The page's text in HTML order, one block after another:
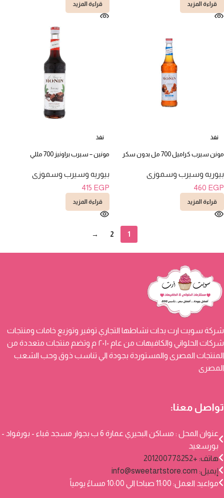
قراءة المزيد قراءة المزيد
نفذ
مونن سيرب كراميل 700 مل بدون سكر
بيوريه وسيرب وسموزى
460 EGP
قراءة المزيد
نفذ
مونين – سيرب براونيز 700 مللي
بيوريه وسيرب وسموزى
415 EGP
قراءة المزيد
1
2
→
شركة سويت ارت بدات نشاطها التجاري توفير وتوزيع خامات ومنتجات
شركات الحلواني والكافيهات من عام ٢٠١٠ م وتضم منتجات متعددة من
المنتجات المصرى والمستوردة بجودة الي تناسب ذوق وحب الشعب
المصرى
تواصل معنا:
عنوان المحل : مساكن البحيري عمارة 6 ب بجوار مسجد قباء - بورفواد -
بورسعيد
هاتف: +201200778252
إيميل: info@sweetartstore.com
مواعيد العمل: 11:00 صباحا الي 10:00 مساءً يومياً